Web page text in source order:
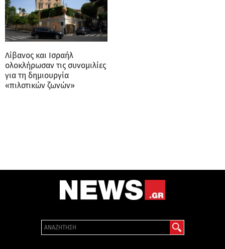
Λίβανος και Ισραήλ
ολοκλήρωσαν τις συνομιλίες
για τη δημιουργία
«πιλοτικών ζωνών»